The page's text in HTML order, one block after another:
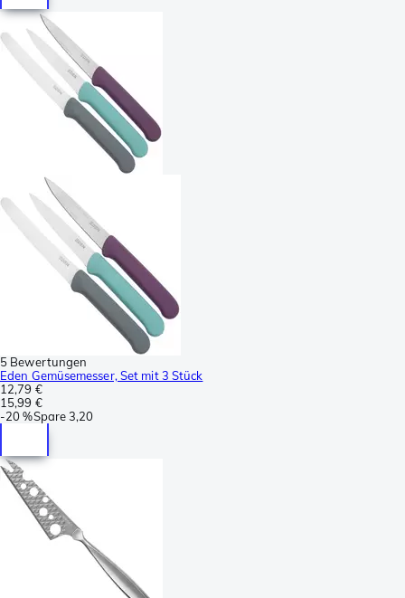
5 Bewertungen
Eden Gemüsemesser, Set mit 3 Stück
12,79 €
15,99 €
-20 %Spare3,20